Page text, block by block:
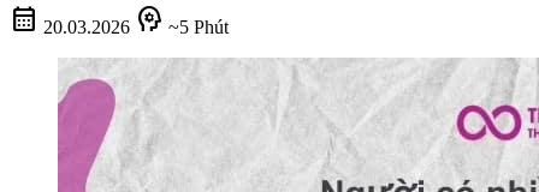
calendar_month 20.03.2026 psychology ~5 Phút